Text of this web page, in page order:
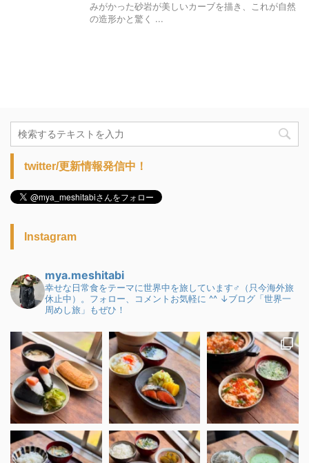
みがかった砂岩が美しいカーブを描き、これが自然
の造形かと驚く ...
twitter/更新情報発信中！
Instagram
mya.meshitabi
幸せな日常食をテーマに世界中を旅しています♂（只今海外旅
休止中）。フォロー、コメントお気軽に ^^ ↓ブログ「世界一
周めし旅」もぜひ！